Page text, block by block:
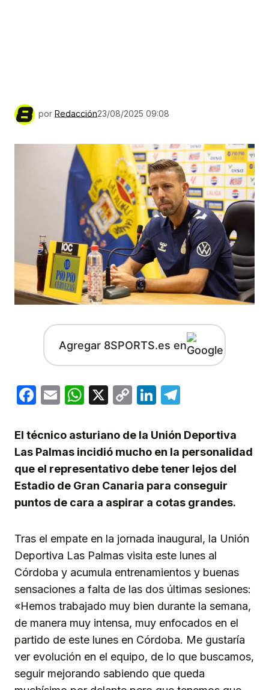
por Redacción23/08/2025 09:08
Agregar 8SPORTS.es en
Facebook
EmailWhatsApp
X
CopyLinkedIn
El técnico asturiano de la Unión Deportiva
Las Palmas incidió mucho en la personalidad
que el representativo debe tener lejos del
Estadio de Gran Canaria para conseguir
puntos de cara a aspirar a cotas grandes.
Tras el empate en la jornada inaugural, la Unión
Deportiva Las Palmas visita este lunes al
Córdoba y acumula entrenamientos y buenas
sensaciones a falta de las dos últimas sesiones:
«Hemos trabajado muy bien durante la semana,
de manera muy intensa, muy enfocados en el
partido de este lunes en Córdoba. Me gustaría
ver evolución en el equipo, de lo que buscamos,
seguir mejorando sabiendo que queda